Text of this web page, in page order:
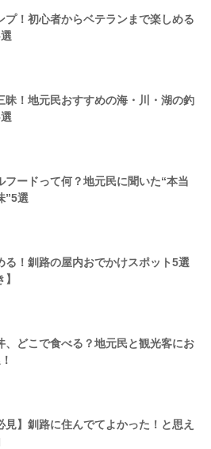
プ！初心者からベテランまで楽しめる
昧！地元民おすすめの海・川・湖の釣
フードって何？地元民に聞いた“本当
”5選
る！釧路の屋内おでかけスポット5選
、どこで食べる？地元民と観光客にお
見】釧路に住んでてよかった！と思え